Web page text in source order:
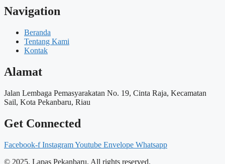
Navigation
Beranda
Tentang Kami
Kontak
Alamat
Jalan Lembaga Pemasyarakatan No. 19, Cinta Raja, Kecamatan
Sail, Kota Pekanbaru, Riau
Get Connected
Facebook-f InstagramYoutube Envelope Whatsapp
© 2025, Lapas Pekanbaru. All rights reserved.